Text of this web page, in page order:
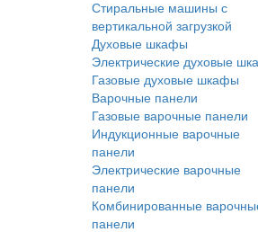
Стиральные машины с
вертикальной загрузкой
Духовые шкафы
Электрические духовые
Газовые духовые шкафы
Варочные панели
Газовые варочные панели
Индукционные варочные
панели
Электрические варочные
панели
Комбинированные
панели